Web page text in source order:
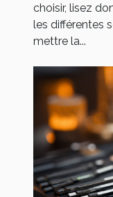
choisir, lisez
les différentes
mettre la...